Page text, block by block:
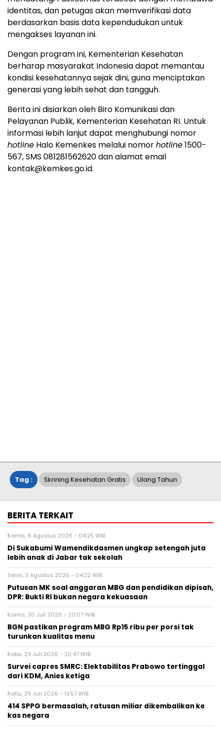
identitas, dan petugas akan memverifikasi data
berdasarkan basis data kependudukan untuk
mengakses layanan ini.
Dengan program ini, Kementerian Kesehatan
berharap masyarakat Indonesia dapat memantau
kondisi kesehatannya sejak dini, guna menciptakan
generasi yang lebih sehat dan tangguh.
Berita ini disiarkan oleh Biro Komunikasi dan
Pelayanan Publik, Kementerian Kesehatan RI. Untuk
informasi lebih lanjut dapat menghubungi nomor
hotline Halo Kemenkes melalui nomorhotline1500-
567, SMS 081281562620 dan alamat email
kontak@kemkes.go.id.
Tag : Skrining Kesehatan Gratis Ulang Tahun
BERITA TERKAIT
Kamis, 6 Agustus 2026 - 04:25 WIB
Di Sukabumi Wamendikdasmen ungkap setengah juta
lebih anak di Jabar tak sekolah
Senin, 3 Agustus 2026 - 04:22 WIB
Putusan MK soal anggaran MBG dan pendidikan dipisah,
DPR: Bukti RI bukan negara kekuasaan
Kamis, 30 Juli 2026 - 20:07 WIB
BGN pastikan program MBG Rp15 ribu per porsi tak
turunkan kualitas menu
Rabu, 29 Juli 2026 - 20:47 WIB
Survei capres SMRC: Elektabilitas Prabowo tertinggal
dari KDM, Anies ketiga
Rabu, 29 Juli 2026 - 13:57 WIB
414 SPPG bermasalah, ratusan miliar dikembalikan ke
kas negara